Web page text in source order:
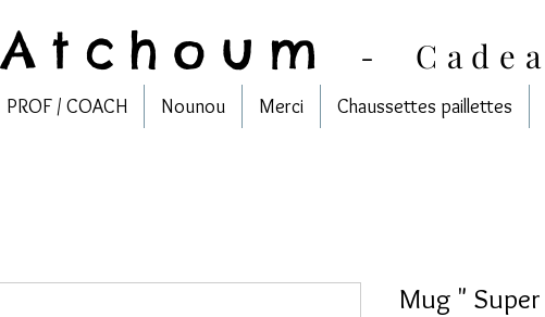
PROF / COACH Nounou Merci Chaussettes paillettes
Atchoum -
Mug "